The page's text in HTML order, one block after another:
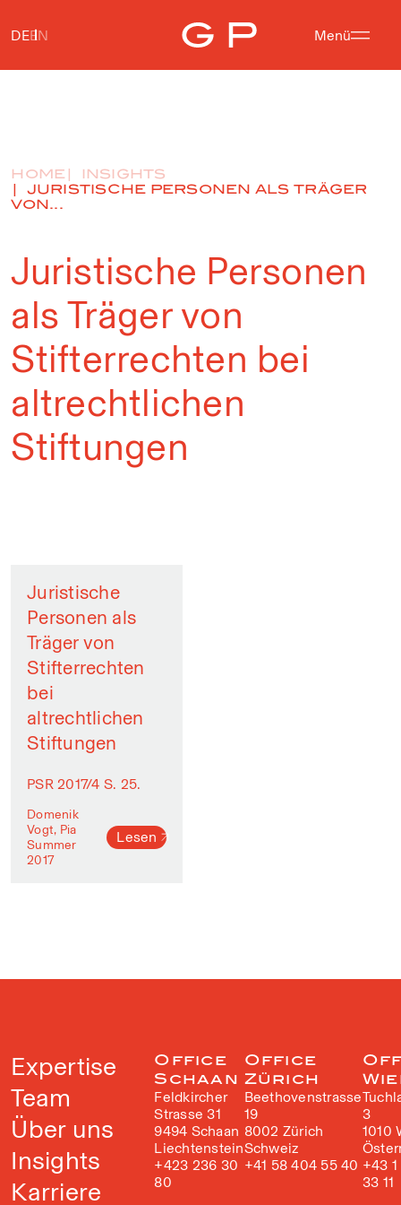
Menü
DEEN
HOME
INSIGHTS
JURISTISCHE PERSONEN ALS TRÄGER
VON...
Juristische Personen
als Träger von
Stifterrechten bei
altrechtlichen
Stiftungen
Juristische
Personen als
Träger von
Stifterrechten
bei
altrechtlichen
Stiftungen
PSR 2017/4 S. 25.
Domenik
Vogt, Pia
Summer
2017
Lesen
Expertise
Team
Über uns
Insights
Karriere
Office
Schaan
Feldkircher
Strasse 31
9494 Schaan
Liechtenstein
+423 236 30
80
Office
Zürich
Beethovenstrasse
19
8002 Zürich
Schweiz
+41 58 404 55 40
3
1010
+43
33 11